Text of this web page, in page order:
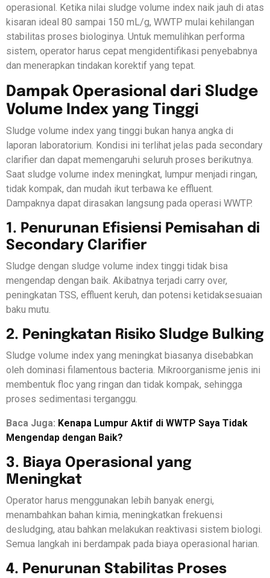
operasional. Ketika nilai sludge volume index naik jauh di atas
kisaran ideal 80 sampai 150 mL/g, WWTP mulai kehilangan
stabilitas proses biologinya. Untuk memulihkan performa
sistem, operator harus cepat mengidentifikasi penyebabnya
dan menerapkan tindakan korektif yang tepat.
Dampak Operasional dari Sludge
Volume Index yang Tinggi
Sludge volume index yang tinggi bukan hanya angka di
laporan laboratorium. Kondisi ini terlihat jelas pada secondary
clarifier dan dapat memengaruhi seluruh proses berikutnya.
Saat sludge volume index meningkat, lumpur menjadi ringan,
tidak kompak, dan mudah ikut terbawa ke effluent.
Dampaknya dapat dirasakan langsung pada operasi WWTP.
1. Penurunan Efisiensi Pemisahan di
Secondary Clarifier
Sludge dengan sludge volume index tinggi tidak bisa
mengendap dengan baik. Akibatnya terjadi carry over,
peningkatan TSS, effluent keruh, dan potensi ketidaksesuaian
baku mutu.
2. Peningkatan Risiko Sludge Bulking
Sludge volume index yang meningkat biasanya disebabkan
oleh dominasi filamentous bacteria. Mikroorganisme jenis ini
membentuk floc yang ringan dan tidak kompak, sehingga
proses sedimentasi terganggu.
Baca Juga: Kenapa Lumpur Aktif di WWTP Saya Tidak
Mengendap dengan Baik?
3. Biaya Operasional yang
Meningkat
Operator harus menggunakan lebih banyak energi,
menambahkan bahan kimia, meningkatkan frekuensi
desludging, atau bahkan melakukan reaktivasi sistem biologi.
Semua langkah ini berdampak pada biaya operasional harian.
4. Penurunan Stabilitas Proses